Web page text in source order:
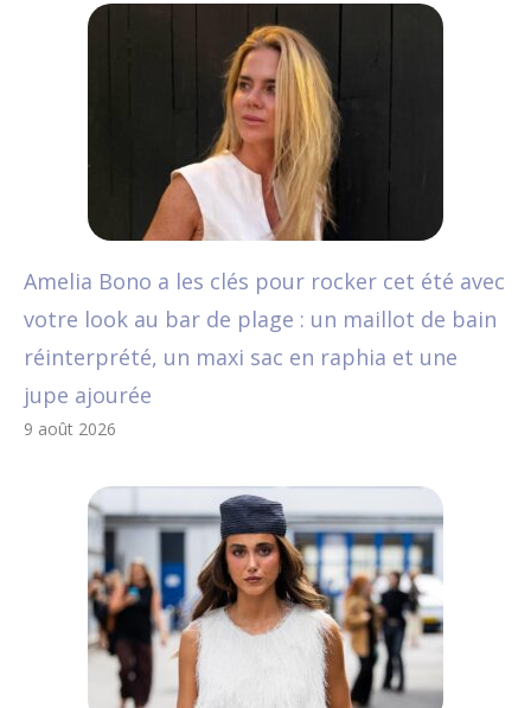
Amelia Bono a les clés pour rocker cet été avec
votre look au bar de plage : un maillot de bain
réinterprété, un maxi sac en raphia et une
jupe ajourée
9 août 2026